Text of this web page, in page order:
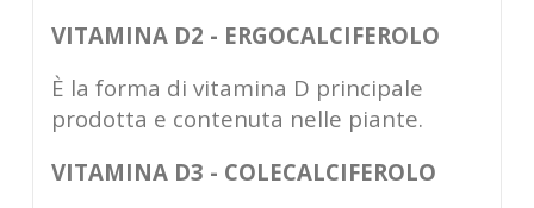
VITAMINA D2 - ERGOCALCIFEROLO
È la forma di vitamina D principale
prodotta e contenuta nelle piante.
VITAMINA D3 - COLECALCIFEROLO